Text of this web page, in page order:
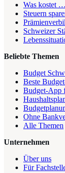
Was kostet
Steuern
Schweizer
Beliebte Themen
Budget
Beste
Budget-App
Ohne
Alle Themen
Unternehmen
Über uns
Für